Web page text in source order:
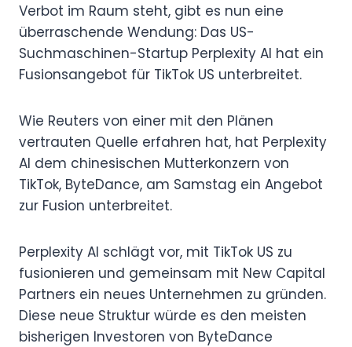
Verbot im Raum steht, gibt es nun eine
überraschende Wendung: Das US-
Suchmaschinen-Startup Perplexity AI hat ein
Fusionsangebot für TikTok US unterbreitet.
Wie Reuters von einer mit den Plänen
vertrauten Quelle erfahren hat, hat Perplexity
AI dem chinesischen Mutterkonzern von
TikTok, ByteDance, am Samstag ein Angebot
zur Fusion unterbreitet.
Perplexity AI schlägt vor, mit TikTok US zu
fusionieren und gemeinsam mit New Capital
Partners ein neues Unternehmen zu gründen.
Diese neue Struktur würde es den meisten
bisherigen Investoren von ByteDance